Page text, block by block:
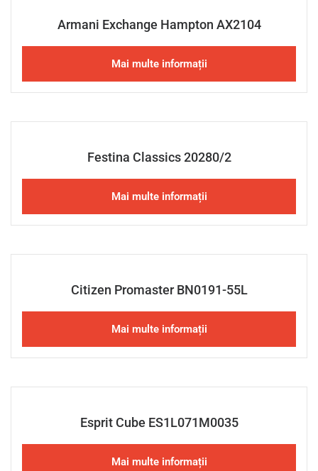
Armani Exchange Hampton AX2104
Mai multe informații
Festina Classics 20280/2
Mai multe informații
Citizen Promaster BN0191-55L
Mai multe informații
Esprit Cube ES1L071M0035
Mai multe informații